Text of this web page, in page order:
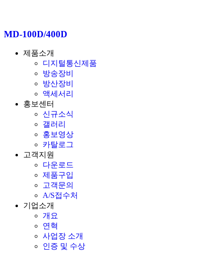
MD-100D/400D
제품소개
디지털통신제품
방송장비
방산장비
액세서리
홍보센터
신규소식
갤러리
홍보영상
카탈로그
고객지원
다운로드
제품구입
고객문의
A/S접수처
기업소개
개요
연혁
사업장 소개
인증 및 수상